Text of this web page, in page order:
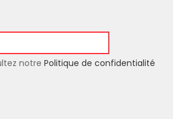
notre Politique de confidentialité